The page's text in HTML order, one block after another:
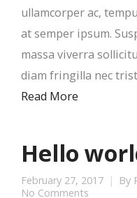
ullamcorper ac,
at semper ipsum.
massa viverra
diam fringilla nec
Read More
Hello
February 27, 2017 By
No Comments